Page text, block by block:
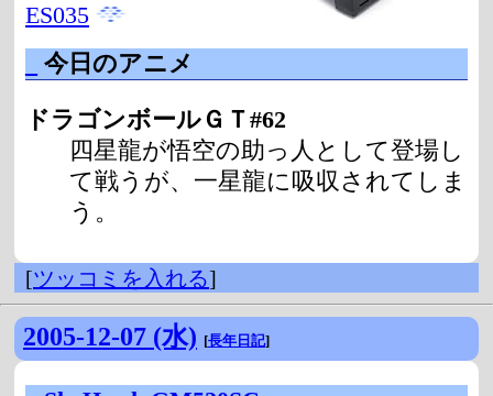
ES035
今日のアニメ
ドラゴンボールＧＴ#62
四星龍が悟空の助っ人として登場し
て戦うが、一星龍に吸収されてしま
う。
[ツッコミを入れる]
2005-12-07 (水) [長年日記]